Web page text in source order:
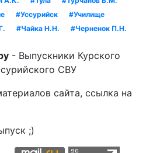
#Уссурийск
#Училище
#Чайка Н.Н.
#Черненок П.Н.
- Выпускники Курского
СВУ
сайта, ссылка на
;)